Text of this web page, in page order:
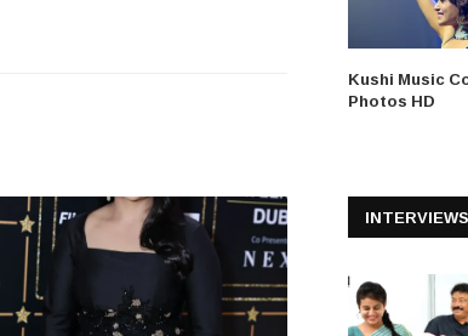
Kushi Music
Photos HD
INTERVIEWS